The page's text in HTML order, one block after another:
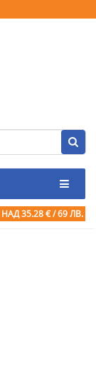
НАД 35.28 € / 69 ЛВ.